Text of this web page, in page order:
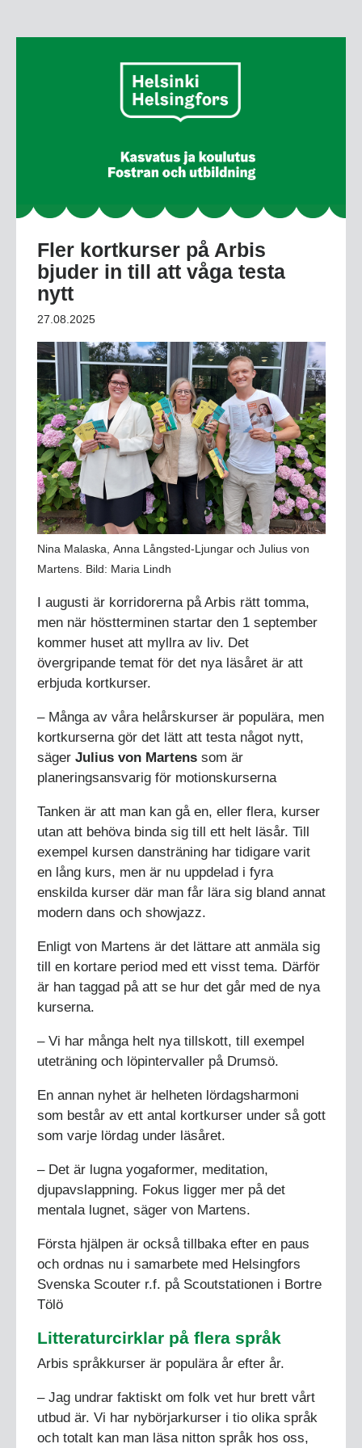
Fler kortkurser på Arbis
bjuder in till att våga testa
nytt
27.08.2025
Nina Malaska, Anna Långsted-Ljungar och Julius von
Martens. Bild: Maria Lindh
I augusti är korridorerna på Arbis rätt tomma,
men när höstterminen startar den 1 september
kommer huset att myllra av liv. Det
övergripande temat för det nya läsåret är att
erbjuda kortkurser.
– Många av våra helårskurser är populära, men
kortkurserna gör det lätt att testa något nytt,
säger Julius von Martenssom är
planeringsansvarig för motionskurserna
Tanken är att man kan gå en, eller flera, kurser
utan att behöva binda sig till ett helt läsår. Till
exempel kursen dansträning har tidigare varit
en lång kurs, men är nu uppdelad i fyra
enskilda kurser där man får lära sig bland annat
modern dans och showjazz.
Enligt von Martens är det lättare att anmäla sig
till en kortare period med ett visst tema. Därför
är han taggad på att se hur det går med de nya
kurserna.
– Vi har många helt nya tillskott, till exempel
uteträning och löpintervaller på Drumsö.
En annan nyhet är helheten lördagsharmoni
som består av ett antal kortkurser under så gott
som varje lördag under läsåret.
– Det är lugna yogaformer, meditation,
djupavslappning. Fokus ligger mer på det
mentala lugnet, säger von Martens.
Första hjälpen är också tillbaka efter en paus
och ordnas nu i samarbete med Helsingfors
Svenska Scouter r.f. på Scoutstationen i Bortre
Tölö
Litteraturcirklar på flera språk
Arbis språkkurser är populära år efter år.
– Jag undrar faktiskt om folk vet hur brett vårt
utbud är. Vi har nybörjarkurser i tio olika språk
och totalt kan man läsa nitton språk hos oss,